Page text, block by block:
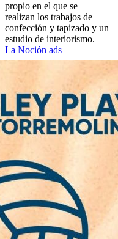
propio en el que se
realizan los trabajos de
confección y tapizado y un
estudio de interiorismo.
La Noción ads